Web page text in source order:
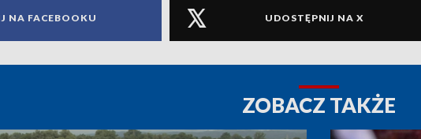
NA FACEBOOKU UDOSTĘPNIJ NA X
ZOBACZ TAKŻE